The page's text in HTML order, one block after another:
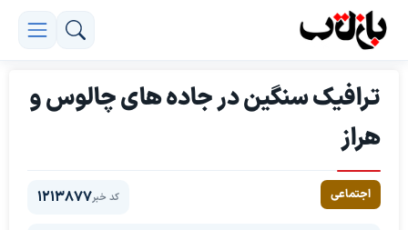
ترافیک سنگین در جاده های چالوس و
هراز
اجتماعی کد خبر1213877